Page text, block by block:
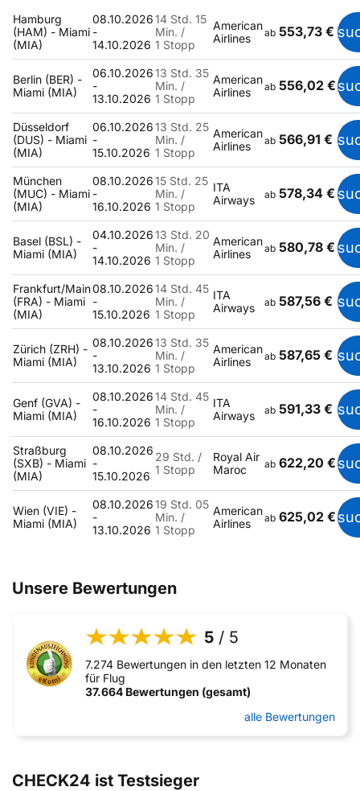
Hamburg
(HAM) - Miami
(MIA)
08.10.2026
-
14.10.2026
14 Std. 15
Min. /
1 Stopp
American
Airlines
ab 553,73 €
Berlin (BER) -
Miami (MIA)
06.10.2026
-
13.10.2026
13 Std. 35
Min. /
1 Stopp
American
Airlines
ab 556,02 €
Düsseldorf
(DUS) - Miami
(MIA)
06.10.2026
-
15.10.2026
13 Std. 25
Min. /
1 Stopp
American
Airlines
ab 566,91 €
München
(MUC) - Miami
(MIA)
08.10.2026
-
16.10.2026
15 Std. 25
Min. /
1 Stopp
ITA
Airways
ab 578,34 €
Basel (BSL) -
Miami (MIA)
04.10.2026
-
14.10.2026
13 Std. 20
Min. /
1 Stopp
American
Airlines
ab 580,78 €
Frankfurt/Main
(FRA) - Miami
(MIA)
08.10.2026
-
15.10.2026
14 Std. 45
Min. /
1 Stopp
ITA
Airways
ab 587,56 €
Zürich (ZRH) -
Miami (MIA)
08.10.2026
-
13.10.2026
13 Std. 35
Min. /
1 Stopp
American
Airlines
ab 587,65 €
Genf (GVA) -
Miami (MIA)
08.10.2026
-
16.10.2026
14 Std. 45
Min. /
1 Stopp
ITA
Airways
ab 591,33 €
Straßburg
(SXB) - Miami
(MIA)
08.10.2026
-
15.10.2026
29 Std. /
1 Stopp
Royal Air
Maroc
ab 622,20 €
Wien (VIE) -
Miami (MIA)
08.10.2026
-
13.10.2026
19 Std. 05
Min. /
1 Stopp
American
Airlines
ab 625,02 €
Unsere Bewertungen
5 / 5
7.274 Bewertungen in den letzten 12 Monaten
für Flug
37.664 Bewertungen (gesamt)
alle Bewertungen
CHECK24 ist Testsieger